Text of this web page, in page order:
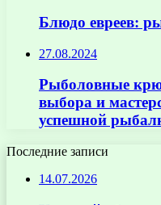
Блюдо евреев:
27.08.2024
Рыболовные
выбора и
успешной
Последние записи
14.07.2026